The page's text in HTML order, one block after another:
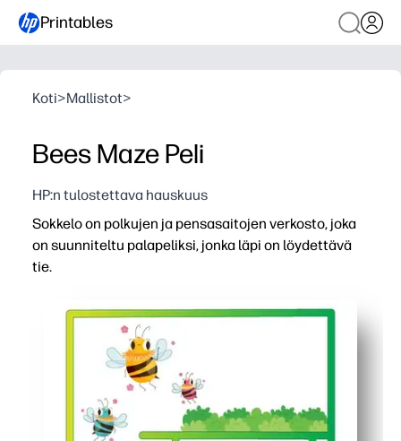
Printables
Koti>Mallistot>
Bees Maze Peli
HP:n tulostettava hauskuus
Sokkelo on polkujen ja pensasaitojen verkosto, joka
on suunniteltu palapeliksi, jonka läpi on löydettävä
tie.